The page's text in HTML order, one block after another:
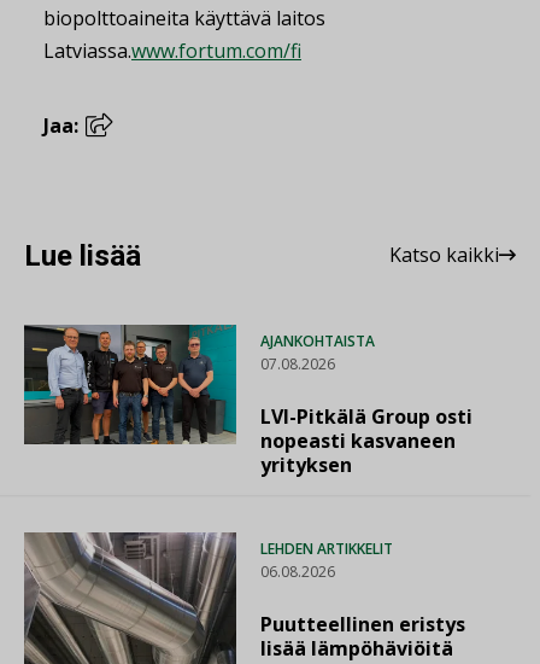
biopolttoaineita käyttävä laitos
Latviassa.www.fortum.com/fi
Jaa:
Lue lisää Katso kaikki
AJANKOHTAISTA
07.08.2026
LVI-Pitkälä Group osti
nopeasti kasvaneen
yrityksen
LEHDEN ARTIKKELIT
06.08.2026
Puutteellinen eristys
lisää lämpöhäviöitä